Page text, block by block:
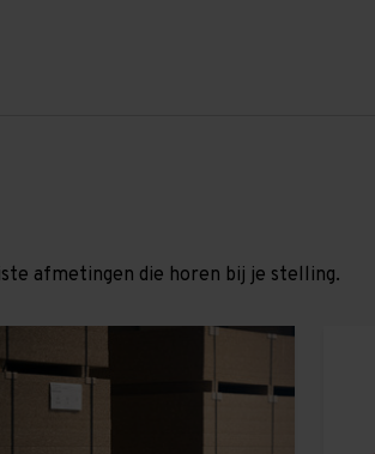
afmetingen die horen bij je stelling.